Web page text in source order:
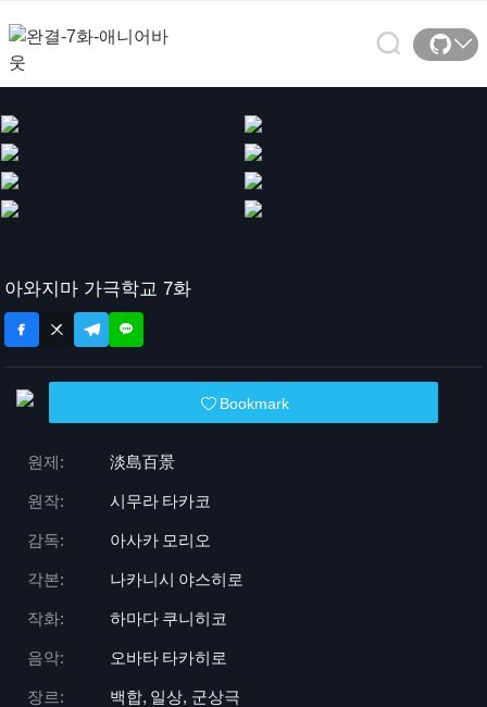
아와지마 가극학교 7화
Bookmark
원제: 淡島百景
원작: 시무라 타카코
감독: 아사카 모리오
각본: 나카니시 야스히로
작화: 하마다 쿠니히코
음악: 오바타 타카히로
장르: 백합, 일상, 군상극